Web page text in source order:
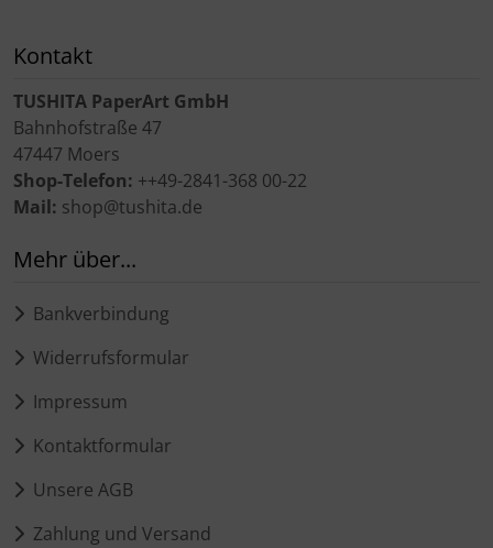
Kontakt
TUSHITA PaperArt GmbH
Bahnhofstraße 47
47447 Moers
Shop-Telefon: ++49-2841-368 00-22
Mail: shop@tushita.de
Mehr über...
Bankverbindung
Widerrufsformular
Impressum
Kontaktformular
Unsere AGB
Zahlung und Versand